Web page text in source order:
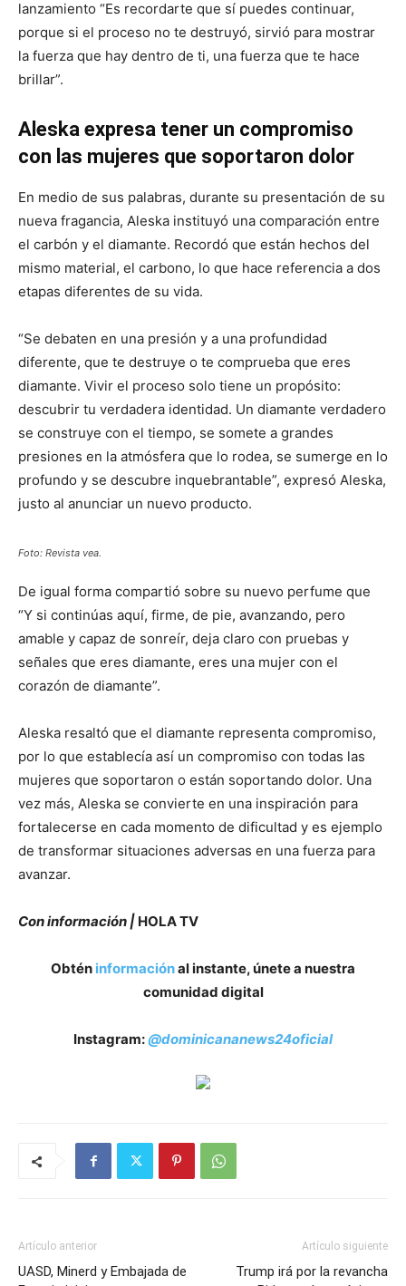
lanza
su
perfume
heart”
lanzamiento “Es recordarte que sí puedes continuar,
porque si el proceso no te destruyó, sirvió para mostrar
la fuerza que hay dentro de ti, una fuerza que te hace
brillar”.
Aleska expresa tener un compromiso
con las mujeres que soportaron dolor
En medio de sus palabras, durante su presentación de su
nueva fragancia, Aleska instituyó una comparación entre
el carbón y el diamante. Recordó que están hechos del
mismo material, el carbono, lo que hace referencia a dos
etapas diferentes de su vida.
“Se debaten en una presión y a una profundidad
diferente, que te destruye o te comprueba que eres
diamante. Vivir el proceso solo tiene un propósito:
descubrir tu verdadera identidad. Un diamante verdadero
se construye con el tiempo, se somete a grandes
presiones en la atmósfera que lo rodea, se sumerge en lo
profundo y se descubre inquebrantable”, expresó Aleska,
justo al anunciar un nuevo producto.
Foto: Revista vea.
De igual forma compartió sobre su nuevo perfume que
“Y si continúas aquí, firme, de pie, avanzando, pero
amable y capaz de sonreír, deja claro con pruebas y
señales que eres diamante, eres una mujer con el
corazón de diamante”.
Aleska resaltó que el diamante representa compromiso,
por lo que establecía así un compromiso con todas las
mujeres que soportaron o están soportando dolor. Una
vez más, Aleska se convierte en una inspiración para
fortalecerse en cada momento de dificultad y es ejemplo
de transformar situaciones adversas en una fuerza para
avanzar.
Con información | HOLA TV
Obtén informaciónal instante, únete a nuestra
comunidad digital
Instagram:@dominicananews24oficial
Artículo anterior
UASD, Minerd y Embajada de
Artículo siguiente
Trump irá por la revancha